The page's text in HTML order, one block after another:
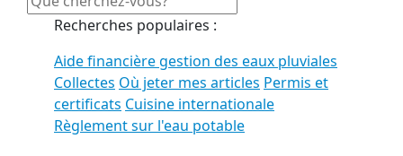
Recherches populaires :
Aide financière gestion des eaux pluviales
Collectes Où jeter mes articles Permis et
certificats Cuisine internationale
Règlement sur l'eau potable